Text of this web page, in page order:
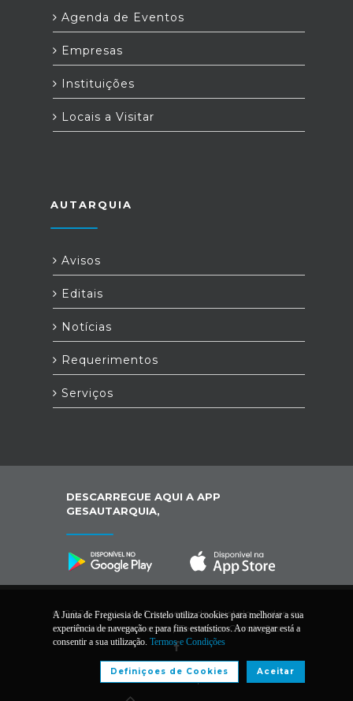
Agenda de Eventos
Empresas
Instituições
Locais a Visitar
AUTARQUIA
Avisos
Editais
Notícias
Requerimentos
Serviços
DESCARREGUE AQUI A APP
GESAUTARQUIA,
© 2026 Junta de Freguesia de Cristelo. Todos os
direitos reservados |Termos e Condições
Desenvolvido por:
A Junta de Freguesia de Cristelo utiliza cookies para melhorar a sua
experiência de navegação e para fins estatísticos. Ao navegar está a
consentir a sua utilização. Termos e Condições
Aceitar
Definiçoes de Cookies